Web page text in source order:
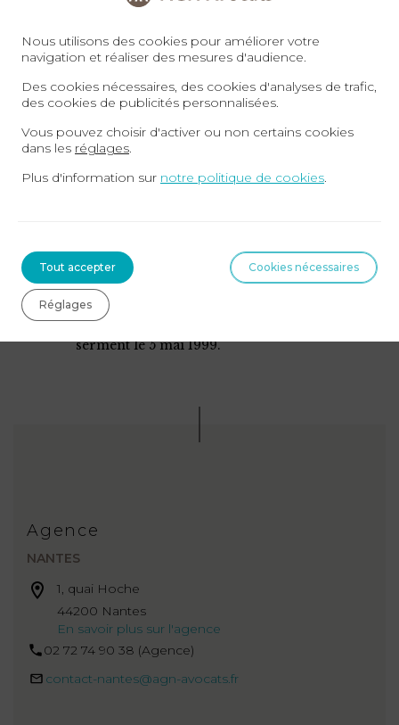
Contentieux commerciaux et civils
Maître Caroline Augis Vidal a prêté
serment le 5 mai 1999.
Agence
NANTES
1, quai Hoche
44200 Nantes
En savoir plus sur l'agence
02 72 74 90 38 (Agence)
contact-nantes@agn-avocats.fr
Nous utilisons des cookies pour améliorer votre
navigation et réaliser des mesures d'audience.
Des cookies nécessaires, des cookies d'analyses de trafic,
des cookies de publicités personnalisées.
Vous pouvez choisir d'activer ou non certains cookies
dans les réglages.
Plus d'information sur notre politique de cookies.
Tout accepter Cookies nécessaires
Réglages